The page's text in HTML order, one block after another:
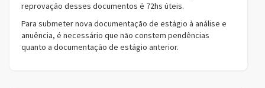
reprovação desses documentos é 72hs úteis.
Para submeter nova documentação de estágio à análise e
anuência, é necessário que não constem pendências
quanto a documentação de estágio anterior.